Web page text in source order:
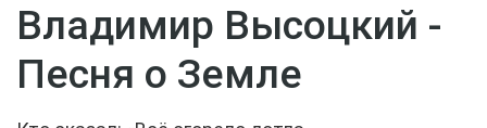
Владимир Высоцкий -
Песня о Земле